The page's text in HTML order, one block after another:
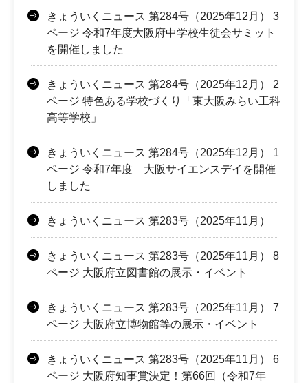
きょういくニュース 第284号（2025年12月） 3
ページ 令和7年度大阪府中学校生徒会サミット
を開催しました
きょういくニュース 第284号（2025年12月） 2
ページ 特色ある学校づくり「東大阪みらい工科
高等学校」
きょういくニュース 第284号（2025年12月） 1
ページ 令和7年度 大阪サイエンスデイを開催
しました
きょういくニュース 第283号（2025年11月）
きょういくニュース 第283号（2025年11月） 8
ページ 大阪府立図書館の展示・イベント
きょういくニュース 第283号（2025年11月） 7
ページ 大阪府立博物館等の展示・イベント
きょういくニュース 第283号（2025年11月） 6
ページ 大阪府知事賞決定！第66回（令和7年